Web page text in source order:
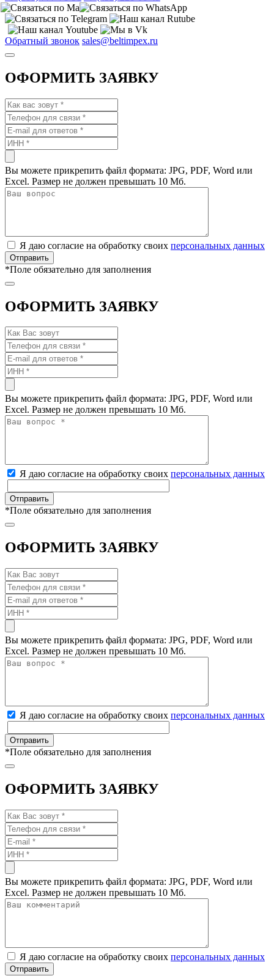
Обратный звонок sales@beltimpex.ru
ОФОРМИТЬ ЗАЯВКУ
Вы можете прикрепить файл формата: JPG, PDF, Word или
Excel. Размер не должен превышать 10 Мб.
Я даю согласие на обработку своих персональных данных
*Поле обязательно для заполнения
ОФОРМИТЬ ЗАЯВКУ
Вы можете прикрепить файл формата: JPG, PDF, Word или
Excel. Размер не должен превышать 10 Мб.
Я даю согласие на обработку своих персональных данных
*Поле обязательно для заполнения
ОФОРМИТЬ ЗАЯВКУ
Вы можете прикрепить файл формата: JPG, PDF, Word или
Excel. Размер не должен превышать 10 Мб.
Я даю согласие на обработку своих персональных данных
*Поле обязательно для заполнения
ОФОРМИТЬ ЗАЯВКУ
Вы можете прикрепить файл формата: JPG, PDF, Word или
Excel. Размер не должен превышать 10 Мб.
Я даю согласие на обработку своих персональных данных